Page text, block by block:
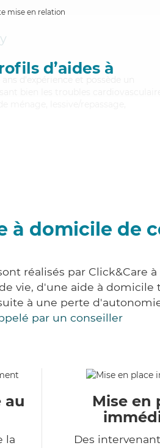
mise en relation
d’aides à
d'expérience et possède un
bien les troubles
à domicile de
réalisés par Click&Care
vie, d'une aide à
à une perte
par un conseiller
au
la
Mise en
Des